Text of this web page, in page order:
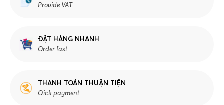
Provide VAT
ĐẶT HÀNG NHANH
Order fast
THANH TOÁN THUẬN TIỆN
Qick payment